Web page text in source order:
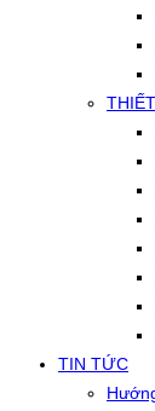
TIN TỨC